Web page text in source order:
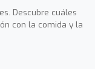
Descubre cuáles
con la comida y la